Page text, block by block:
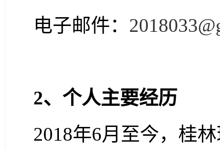
电子邮件：
2、个人主要经历
2018年6月至今，桂